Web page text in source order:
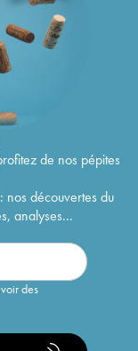
de nos pépites
nos découvertes du
analyses...
des